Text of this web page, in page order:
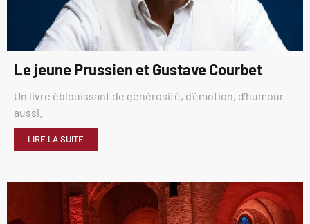
Le jeune Prussien et Gustave Courbet
Un livre éblouissant de générosité, d’émotion, d’humour
aussi.
LIRE LA SUITE